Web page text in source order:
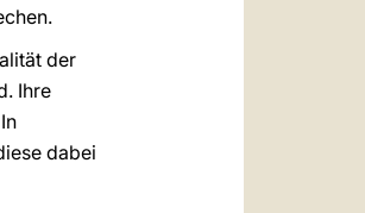
der
Ihre
dabei